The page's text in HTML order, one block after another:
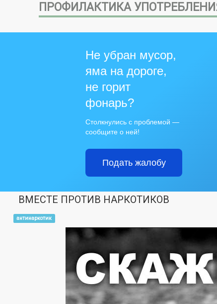
ПРОФИЛАКТИКА
Не убран мусор,
яма на дороге,
не горит
фонарь?
Столкнулись с проблемой —
сообщите о ней!
Подать жалобу
ВМЕСТЕ ПРОТИВ НАРКОТИКОВ
антинаркотик